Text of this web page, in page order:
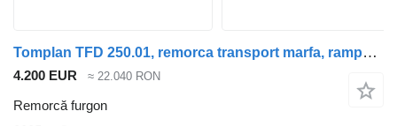
Tomplan TFD 250.01, remorca transport marfa, rampa spate
4.200 EUR ≈ 22.040 RON
Remorcă furgon